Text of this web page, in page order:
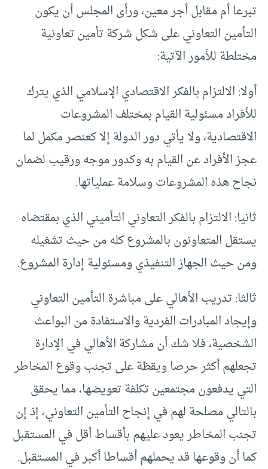
تبرعا أم مقابل أجر معين، ورأى المجلس أن يكون
التأمين التعاوني على شكل شركة تأمين تعاونية
مختلطة للأمور الآتية:
أولا: الالتزام بالفكر الاقتصادي الإسلامي الذي يترك
للأفراد مسئولية القيام بمختلف المشروعات
الاقتصادية، ولا يأتي دور الدولة إلا كعنصر مكمل لما
عجز الأفراد عن القيام به وكدور موجه ورقيب لضمان
نجاح هذه المشروعات وسلامة عملياتها.
ثانيا: الالتزام بالفكر التعاوني التأميني الذي بمقتضاه
يستقل المتعاونون بالمشروع كله من حيث تشغيله
ومن حيث الجهاز التنفيذي ومسئولية إدارة المشروع.
ثالثا: تدريب الأهالي على مباشرة التأمين التعاوني
وإيجاد المبادرات الفردية والاستفادة من البواعث
الشخصية، فلا شك أن مشاركة الأهالي في الإدارة
تجعلهم أكثر حرصا ويقظة على تجنب وقوع المخاطر
التي يدفعون مجتمعين تكلفة تعويضها، مما يحقق
بالتالي مصلحة لهم في إنجاح التأمين التعاوني، إذ إن
تجنب المخاطر يعود عليهم بأقساط أقل في المستقبل
كما أن وقوعها قد يحملهم أقساطا أكبر في المستقبل.